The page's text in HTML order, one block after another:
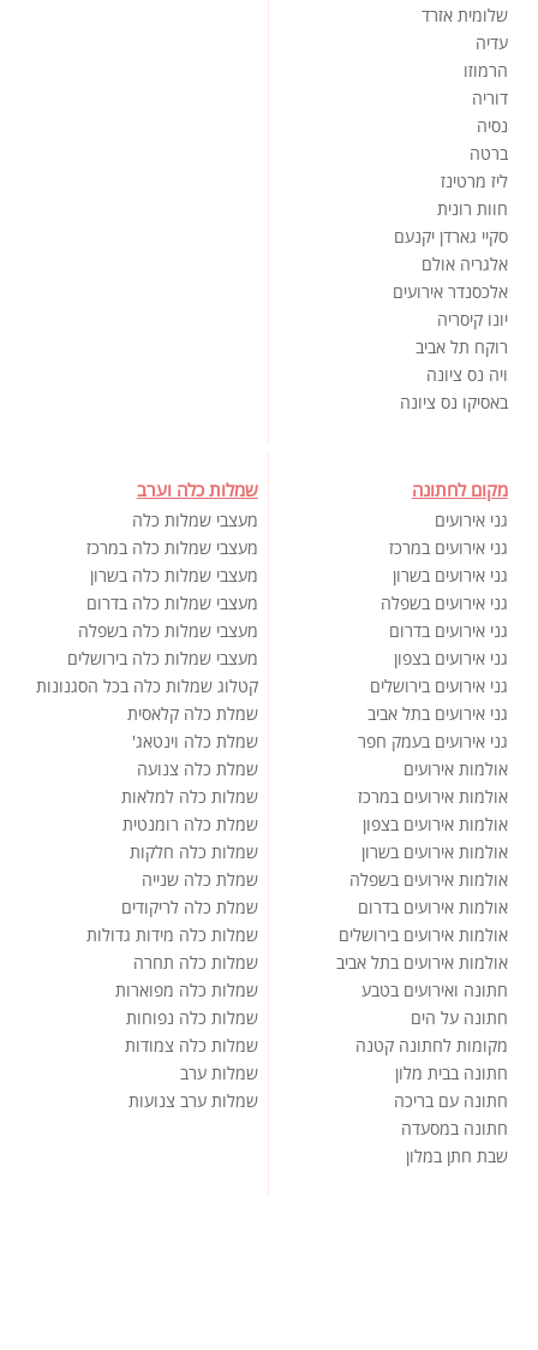
שלומית אזרד
עדיה
הרמוזו
דוריה
נסיה
ברטה
ליז מרטינז
חוות רונית
סקיי גארדן יקנעם
אלגריה אולם
אלכסנדר אירועים
יונו קיסריה
רוקח תל אביב
ויה נס ציונה
באסיקו נס ציונה
מקום לחתונה
גני אירועים
גני אירועים במרכז
גני אירועים בשרון
גני אירועים בשפלה
גני אירועים בדרום
גני אירועים בצפון
גני אירועים בירושלים
גני אירועים בתל אביב
גני אירועים בעמק חפר
אולמות אירועים
אולמות אירועים במרכז
אולמות אירועים בצפון
אולמות אירועים בשרון
אולמות אירועים בשפלה
אולמות אירועים בדרום
אולמות אירועים בירושלים
אולמות אירועים בתל אביב
חתונה ואירועים בטבע
חתונה על הים
מקומות לחתונה קטנה
חתונה בבית מלון
חתונה עם בריכה
חתונה במסעדה
שבת חתן במלון
שמלות כלה וערב
מעצבי שמלות כלה
מעצבי שמלות כלה במרכז
מעצבי שמלות כלה בשרון
מעצבי שמלות כלה בדרום
מעצבי שמלות כלה בשפלה
מעצבי שמלות כלה בירושלים
קטלוג שמלות כלה בכל הסגנונות
שמלת כלה קלאסית
שמלת כלה וינטאג'
שמלת כלה צנועה
שמלות כלה למלאות
שמלת כלה רומנטית
שמלות כלה חלקות
שמלת כלה שנייה
שמלת כלה לריקודים
שמלות כלה מידות גדולות
שמלות כלה תחרה
שמלות כלה מפוארות
שמלות כלה נפוחות
שמלות כלה צמודות
שמלות ערב
שמלות ערב צנועות